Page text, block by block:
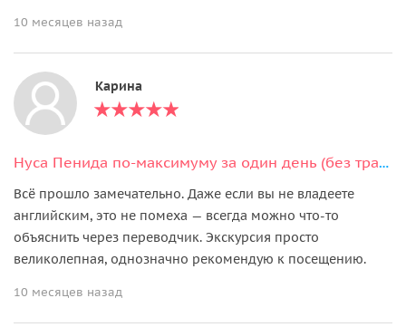
10 месяцев назад
Карина
Нуса Пенида по-максимуму за один день (без трансфера из отеля)
Всё прошло замечательно. Даже если вы не владеете
английским, это не помеха — всегда можно что-то
объяснить через переводчик. Экскурсия просто
великолепная, однозначно рекомендую к посещению.
10 месяцев назад